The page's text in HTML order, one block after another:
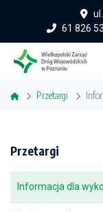
61 826
Przetargi
Przetargi
Informacja dla